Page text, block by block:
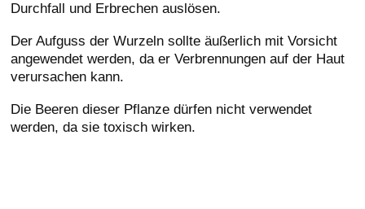
Durchfall und Erbrechen auslösen.
Der Aufguss der Wurzeln sollte äußerlich mit Vorsicht
angewendet werden, da er Verbrennungen auf der Haut
verursachen kann.
Die Beeren dieser Pflanze dürfen nicht verwendet
werden, da sie toxisch wirken.